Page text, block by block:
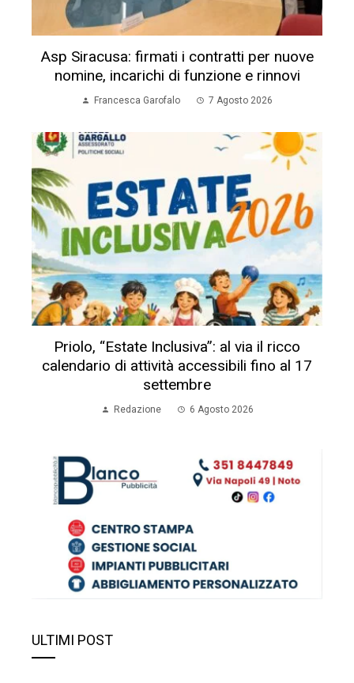
Asp Siracusa: firmati i contratti per nuove
nomine, incarichi di funzione e rinnovi
Francesca Garofalo 7 Agosto 2026
Priolo, “Estate Inclusiva”: al via il ricco
calendario di attività accessibili fino al 17
settembre
Redazione 6 Agosto 2026
ULTIMI POST